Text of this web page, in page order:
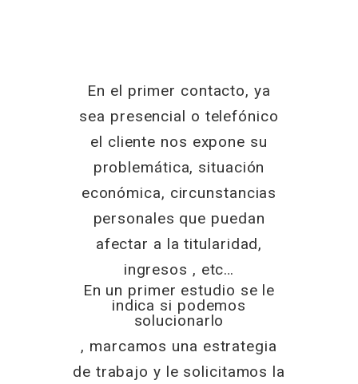
En el primer contacto, ya
sea presencial o telefónico
el cliente nos expone su
problemática, situación
económica, circunstancias
personales que puedan
afectar a la titularidad,
ingresos , etc…
En un primer estudio se le
indica si podemos
solucionarlo
, marcamos una estrategia
de trabajo y le solicitamos la